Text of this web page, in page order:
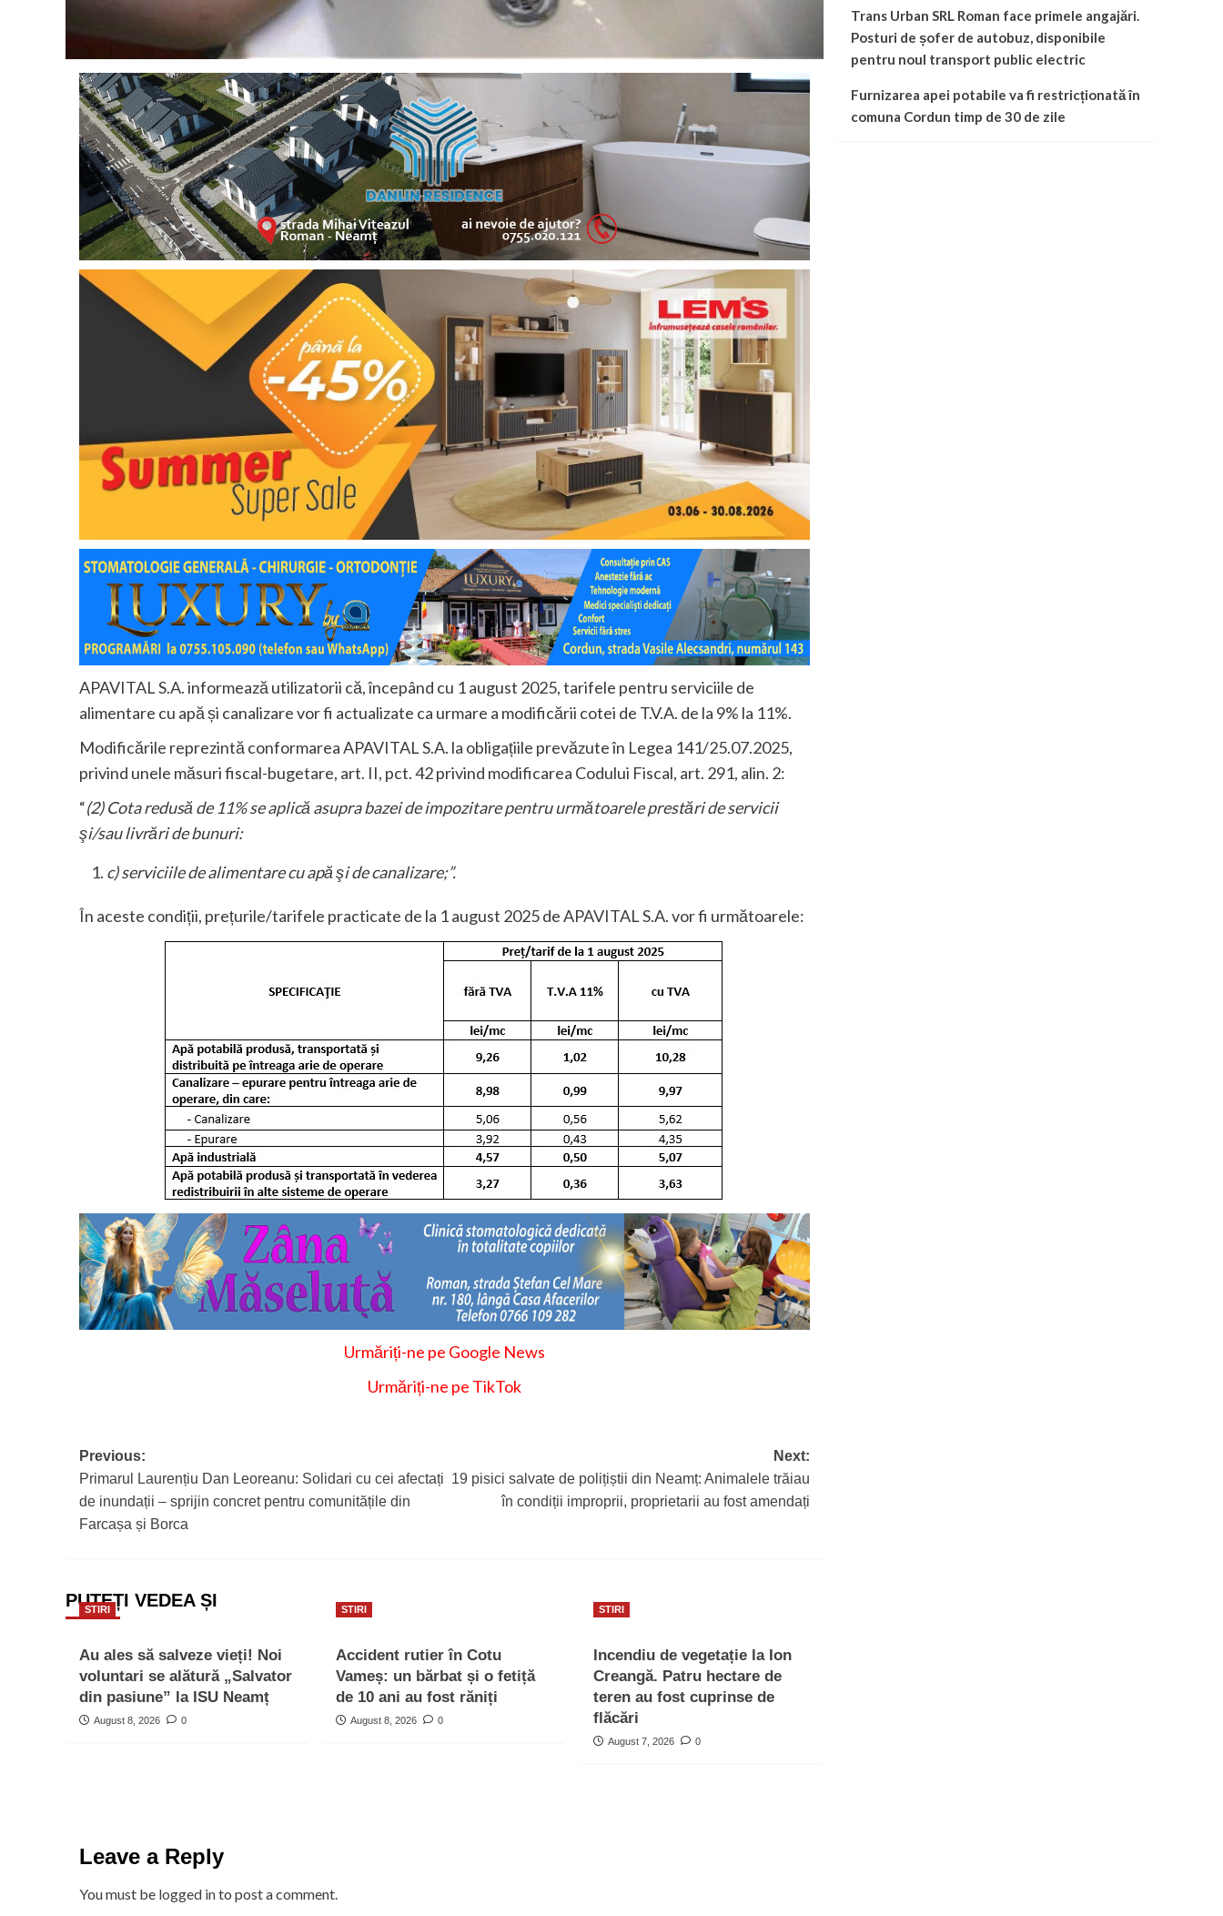
APAVITAL S.A. informează utilizatorii că, începând cu 1 august 2025, tarifele pentru serviciile de
alimentare cu apă și canalizare vor fi actualizate ca urmare a modificării cotei de T.V.A. de la 9% la 11%.
Modificările reprezintă conformarea APAVITAL S.A. la obligațiile prevăzute în Legea 141/25.07.2025,
privind unele măsuri fiscal-bugetare, art. II, pct. 42 privind modificarea Codului Fiscal, art. 291, alin. 2:
“(2) Cota redusă de 11% se aplică asupra bazei de impozitare pentru următoarele prestări de servicii
şi/sau livrări de bunuri:
c) serviciile de alimentare cu apă şi de canalizare;”.
În aceste condiții, prețurile/tarifele practicate de la 1 august 2025 de APAVITAL S.A. vor fi următoarele:
Urmăriți-ne pe Google News
Urmăriți-ne pe TikTok
Post
navigation
Previous:
Primarul Laurențiu Dan Leoreanu: Solidari cu cei afectați
de inundații – sprijin concret pentru comunitățile din
Farcașa și Borca
Next:
19 pisici salvate de polițiștii din Neamț: Animalele trăiau
în condiții improprii, proprietarii au fost amendați
PUTEȚI VEDEA ȘI
STIRI
Au ales să salveze vieți! Noi
voluntari se alătură „Salvator
din pasiune” la ISU Neamț
August 8, 2026 0
STIRI
Accident rutier în Cotu
Vameș: un bărbat și o fetiță
de 10 ani au fost răniți
August 8, 2026 0
STIRI
Incendiu de vegetație la Ion
Creangă. Patru hectare de
teren au fost cuprinse de
flăcări
August 7, 2026 0
Leave a Reply
You must be logged into post a comment.
Trans Urban SRL Roman face primele angajări.
Posturi de șofer de autobuz, disponibile
pentru noul transport public electric
Furnizarea apei potabile va fi restricționată în
comuna Cordun timp de 30 de zile